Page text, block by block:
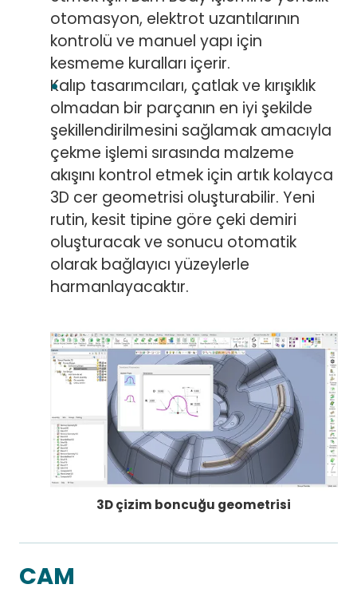
otomasyon, elektrot uzantılarının
kontrolü ve manuel yapı için
kesmeme kuralları içerir.
Kalıp tasarımcıları, çatlak ve kırışıklık
olmadan bir parçanın en iyi şekilde
şekillendirilmesini sağlamak amacıyla
çekme işlemi sırasında malzeme
akışını kontrol etmek için artık kolayca
3D cer geometrisi oluşturabilir. Yeni
rutin, kesit tipine göre çeki demiri
oluşturacak ve sonucu otomatik
olarak bağlayıcı yüzeylerle
harmanlayacaktır.
3D çizim boncuğu geometrisi
CAM